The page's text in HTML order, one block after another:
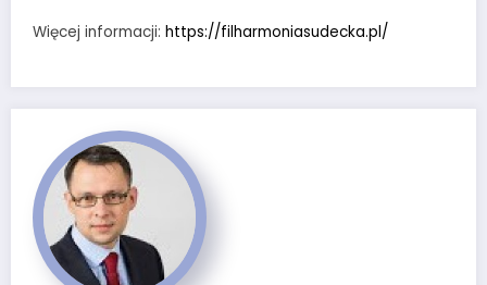
Więcej informacji: https://filharmoniasudecka.pl/